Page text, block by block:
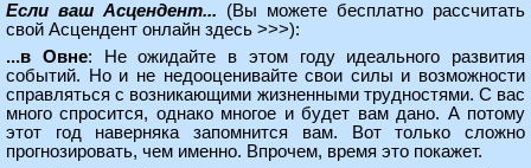
Если ваш Асцендент... (Вы можете бесплатно рассчитать
свой Асцендент онлайн здесь >>>):
...в Овне: Не ожидайте в этом году идеального развития
событий. Но и не недооценивайте свои силы и возможности
справляться с возникающими жизненными трудностями. С вас
много спросится, однако многое и будет вам дано. А потому
этот год наверняка запомнится вам. Вот только сложно
прогнозировать, чем именно. Впрочем, время это покажет.